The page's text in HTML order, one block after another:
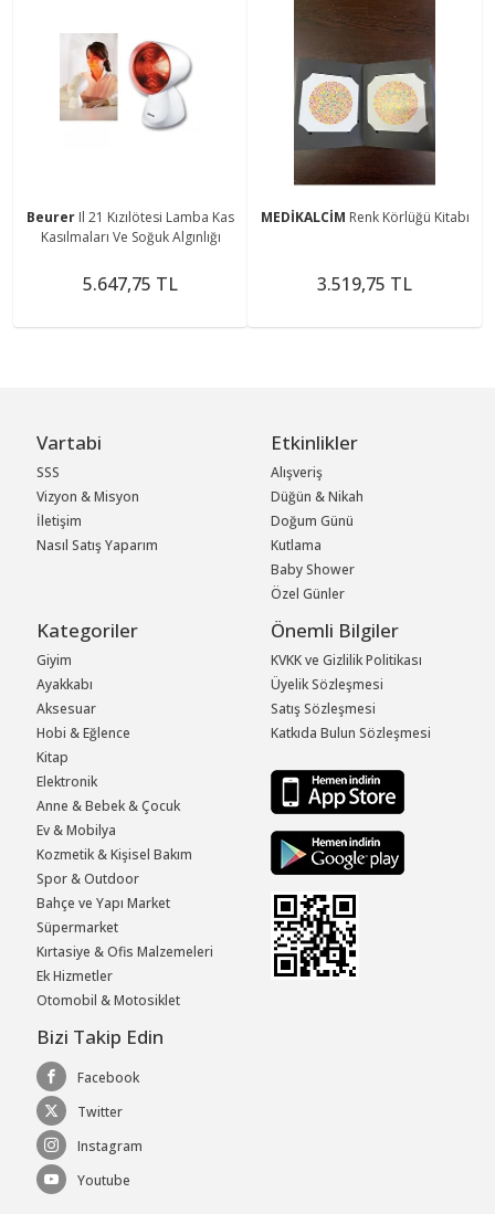
Beurer Il 21 Kızılötesi Lamba Kas
Kasılmaları Ve Soğuk Algınlığı
5.647,75 TL
MEDİKALCİM Renk Körlüğü Kitabı
3.519,75 TL
Vartabi
SSS
Vizyon & Misyon
İletişim
Nasıl Satış Yaparım
Etkinlikler
Alışveriş
Düğün & Nikah
Doğum Günü
Kutlama
Baby Shower
Özel Günler
Kategoriler
Giyim
Ayakkabı
Aksesuar
Hobi & Eğlence
Kitap
Elektronik
Anne & Bebek & Çocuk
Ev & Mobilya
Kozmetik & Kişisel Bakım
Spor & Outdoor
Bahçe ve Yapı Market
Süpermarket
Kırtasiye & Ofis Malzemeleri
Ek Hizmetler
Otomobil & Motosiklet
Önemli Bilgiler
KVKK ve Gizlilik Politikası
Üyelik Sözleşmesi
Satış Sözleşmesi
Katkıda Bulun Sözleşmesi
Bizi Takip Edin
Facebook
Twitter
Instagram
Youtube